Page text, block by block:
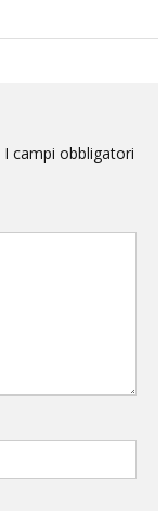
I campi obbligatori